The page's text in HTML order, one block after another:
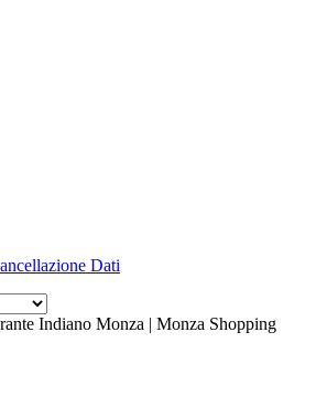
Dati
Indiano Monza | Monza Shopping